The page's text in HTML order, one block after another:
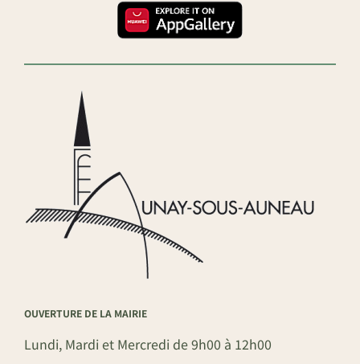
OUVERTURE DE LA MAIRIE
Lundi, Mardi et Mercredi de 9h00 à 12h00